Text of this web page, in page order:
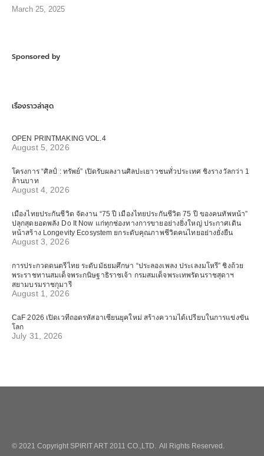
March 25, 2025
Sponsored by
เรื่องราวล่าสุด
OPEN PRINTMAKING VOL.4
August 5, 2026
โครงการ “ศิลป์ : ทรัพย์” เปิดรับผลงานศิลปะเยาวชนทั่วประเทศ ชิงรางวัลกว่า 1
ล้านบาท
August 4, 2026
เมืองไทยประกันชีวิต จัดงาน “75 ปี เมืองไทยประกันชีวิต 75 ปี ของคนทัพหน้า”
ปลุกสุดยอดพลัง Do It Now แก่ทุกช่องทางการขายอย่างยิ่งใหญ่ ประกาศเดิน
หน้าสร้าง Longevity Ecosystem ยกระดับคุณภาพชีวิตคนไทยอย่างยั่งยืน
August 3, 2026
การประกวดดนตรีไทย ระดับมัธยมศึกษา “ประลองเพลง ประเลงมโหรี” ชิงถ้วย
พระราชทานสมเด็จพระกนิษฐาธิราชเจ้า กรมสมเด็จพระเทพรัตนราชสุดาฯ
สยามบรมราชกุมารี
August 1, 2026
CaF 2026 เปิดเวทีถอดรหัสอาเซียนยุคใหม่ สร้างความได้เปรียบในการแข่งขัน
โลก
July 31, 2026
© 2021 Copyright SPIRIT ART 2011 CO.,LTD. All Rights Reserved.